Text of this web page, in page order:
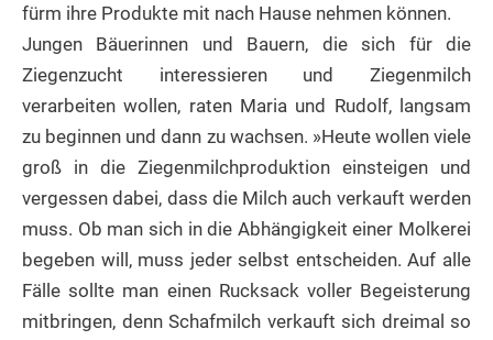
fürm ihre Produkte mit nach Hause nehmen können.
Jungen Bäuerinnen und Bauern, die sich für die
Ziegenzucht interessieren und Ziegenmilch
verarbeiten wollen, raten Maria und Rudolf, langsam
zu beginnen und dann zu wachsen. »Heute wollen viele
groß in die Ziegenmilchproduktion einsteigen und
vergessen dabei, dass die Milch auch verkauft werden
muss. Ob man sich in die Abhängigkeit einer Molkerei
begeben will, muss jeder selbst entscheiden. Auf alle
Fälle sollte man einen Rucksack voller Begeisterung
mitbringen, denn Schafmilch verkauft sich dreimal so